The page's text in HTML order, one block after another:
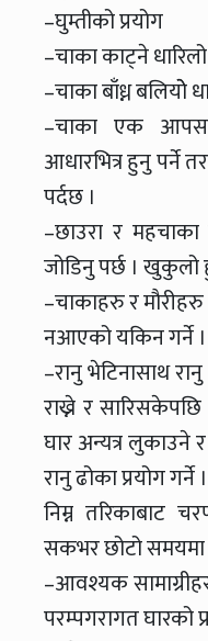
–घुम्तीको प्रयोग
–चाका काट्ने
–चाका बाँध्न बलियोे
–चाका एक
आधारभित्र हुनु पर्ने
पर्दछ ।
–छाउरा र
जोडिनु पर्छ । खुकुलो
–चाकाहरु र
नआएको यकिन गर्ने ।
–रानु भेटिनासाथ
राख्ने र
घार अन्यत्र लुकाउने
रानु ढोका प्रयोग गर्ने ।
निम्न तरिकाबाट
सकभर छोटो समयमा
–आवश्यक
परम्पगरागत घारको